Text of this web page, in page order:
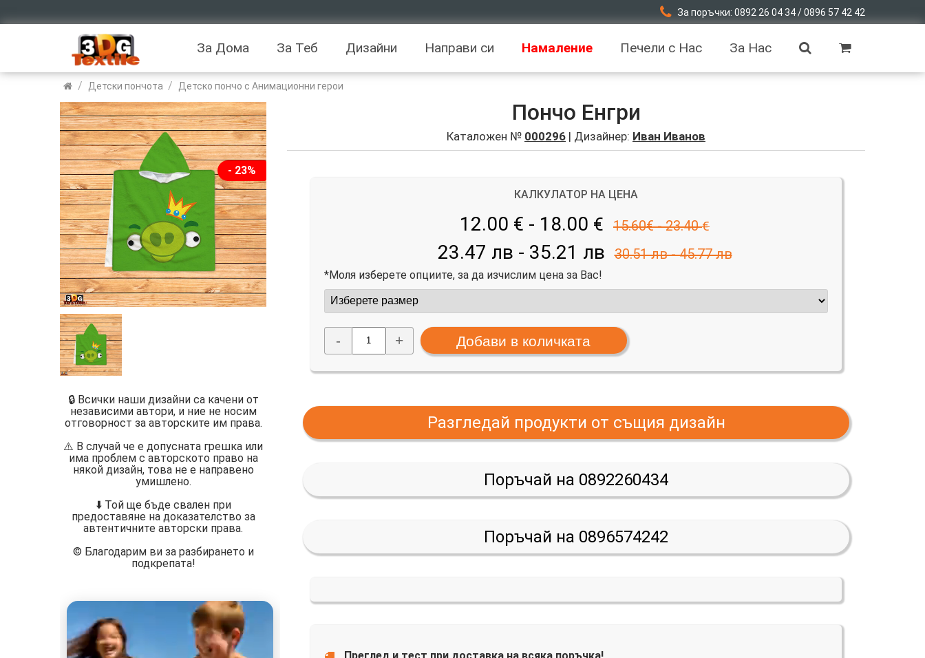
За поръчки: 0892 26 04 34 / 0896 57 42 42
За Дома За Теб Дизайни Направи си Намаление Печели с Нас За Нас
/ Детски пончота / Детско пончо с Анимационни герои
- 23%
🔒 Всички наши дизайни са качени от
независими автори, и ние не носим
отговорност за авторските им права.
⚠️ В случай че е допусната грешка или
има проблем с авторското право на
някой дизайн, това не е направено
умишлено.
⬇️ Той ще бъде свален при
предоставяне на доказателство за
автентичните авторски права.
©️ Благодарим ви за разбирането и
подкрепата!
Пончо Енгри
Каталожен № 000296 | Дизайнер: Иван Иванов
КАЛКУЛАТОР НА ЦЕНА
12.00 € - 18.00 € 15.60€ - 23.40 €
23.47 лв - 35.21 лв 30.51 лв - 45.77 лв
*Моля изберете опциите, за да изчислим цена за Вас!
- +
Разгледай продукти от същия дизайн
Поръчай на 0892260434
Поръчай на 0896574242
Преглед и тест при доставка на всяка поръчка!